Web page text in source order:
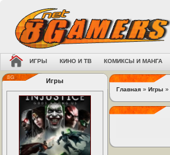
ИГРЫ КИНО И ТВ КОМИКСЫ И МАНГА
Игры
Главная » Игры »